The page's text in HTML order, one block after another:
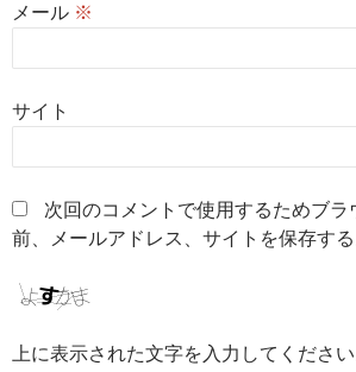
メール ※
サイト
次回のコメントで使用するためブラ
前、メールアドレス、サイトを保存する
上に表示された文字を入力してください